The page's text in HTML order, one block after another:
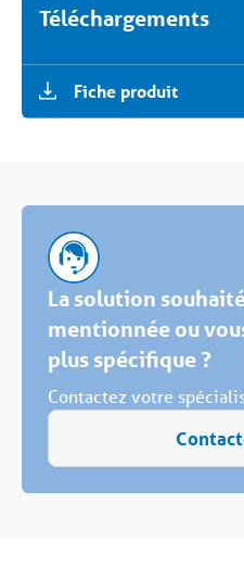
Téléchargements
Fiche produit
La solution
mentionnée ou
plus spécifique ?
Contactez votre